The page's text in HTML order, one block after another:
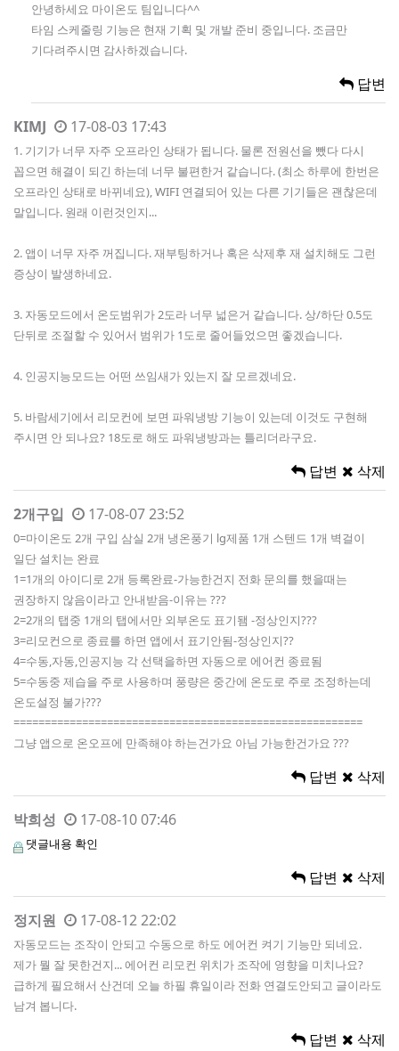
안녕하세요 마이온도 팀입니다^^
타임 스케줄링 기능은 현재 기획 및 개발 준비 중입니다. 조금만
기다려주시면 감사하겠습니다.
답변
KIMJ 17-08-03 17:43
1. 기기가 너무 자주 오프라인 상태가 됩니다. 물론 전원선을 뺐다 다시
꼽으면 해결이 되긴 하는데 너무 불편한거 같습니다. (최소 하루에 한번은
오프라인 상태로 바뀌네요), WIFI 연결되어 있는 다른 기기들은 괜찮은데
말입니다. 원래 이런것인지...
2. 앱이 너무 자주 꺼집니다. 재부팅하거나 혹은 삭제후 재 설치해도 그런
증상이 발생하네요.
3. 자동모드에서 온도범위가 2도라 너무 넓은거 같습니다. 상/하단 0.5도
단뒤로 조절할 수 있어서 범위가 1도로 줄어들었으면 좋겠습니다.
4. 인공지능모드는 어떤 쓰임새가 있는지 잘 모르겠네요.
5. 바람세기에서 리모컨에 보면 파워냉방 기능이 있는데 이것도 구현해
주시면 안 되나요? 18도로 해도 파워냉방과는 틀리더라구요.
답변 삭제
2개구입 17-08-07 23:52
0=마이온도 2개 구입 삼실 2개 냉온풍기 lg제품 1개 스텐드 1개 벽걸이
일단 설치는 완료
1=1개의 아이디로 2개 등록완료-가능한건지 전화 문의를 했을때는
권장하지 않음이라고 안내받음-이유는 ???
2=2개의 탭중 1개의 탭에서만 외부온도 표기됌 -정상인지???
3=리모컨으로 종료를 하면 앱에서 표기안됨-정상인지??
4=수동,자동,인공지능 각 선택을하면 자동으로 에어컨 종료됨
5=수동중 제습을 주로 사용하며 풍량은 중간에 온도로 주로 조정하는데
온도설정 불가???
========================================================
그냥 앱으로 온오프에 만족해야 하는건가요 아님 가능한건가요 ???
답변 삭제
박희성 17-08-10 07:46
댓글내용 확인
답변 삭제
정지원 17-08-12 22:02
자동모드는 조작이 안되고 수동으로 하도 에어컨 켜기 기능만 되네요.
제가 뭘 잘 못한건지... 에어컨 리모컨 위치가 조작에 영향을 미치나요?
급하게 필요해서 산건데 오늘 하필 휴일이라 전화 연결도안되고 글이라도
남겨 봅니다.
답변 삭제